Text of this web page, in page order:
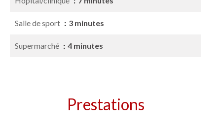
Salle de sport 3 minutes
Supermarché 4 minutes
Prestations